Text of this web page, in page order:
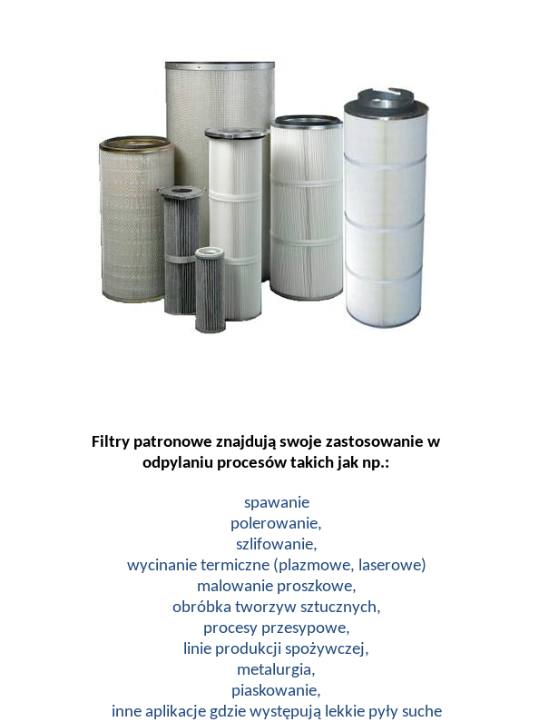
Filtry patronowe znajdują swoje zastosowanie w
odpylaniu procesów takich jak np.:
spawanie
polerowanie,
szlifowanie,
wycinanie termiczne (plazmowe, laserowe)
malowanie proszkowe,
obróbka tworzyw sztucznych,
procesy przesypowe,
linie produkcji spożywczej,
metalurgia,
piaskowanie,
inne aplikacje gdzie występują lekkie pyły suche